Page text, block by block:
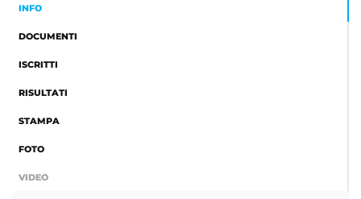
INFO
DOCUMENTI
ISCRITTI
RISULTATI
STAMPA
FOTO
VIDEO